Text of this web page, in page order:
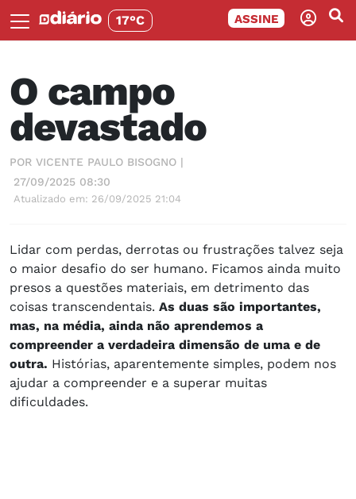
17°C ASSINE
O campo
devastado
POR VICENTE PAULO BISOGNO |
27/09/2025 08:30
Atualizado em: 26/09/2025 21:04
Lidar com perdas, derrotas ou frustrações talvez seja
o maior desafio do ser humano. Ficamos ainda muito
presos a questões materiais, em detrimento das
coisas transcendentais. As duas são importantes,
mas, na média, ainda não aprendemos a
compreender a verdadeira dimensão de uma e de
outra. Histórias, aparentemente simples, podem nos
ajudar a compreender e a superar muitas
dificuldades.